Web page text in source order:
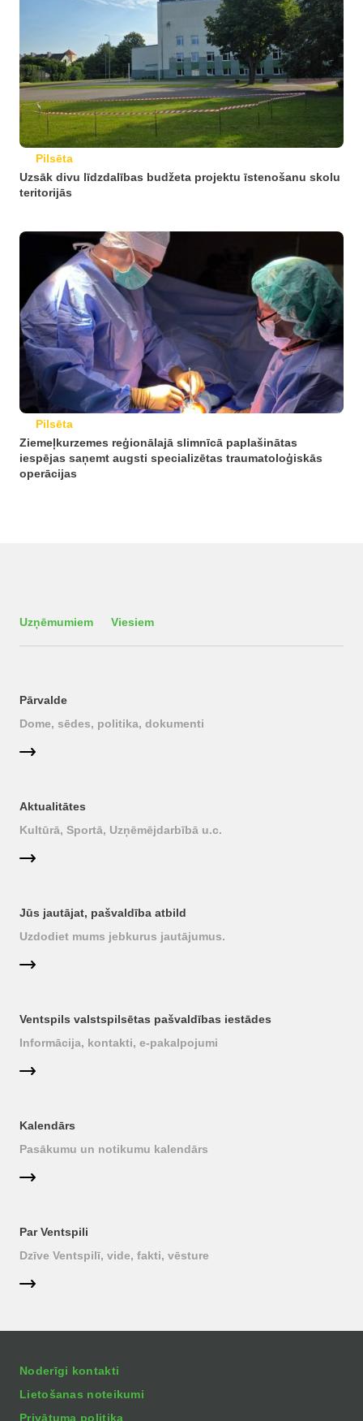
Pilsēta
Uzsāk divu līdzdalības budžeta projektu īstenošanu skolu
teritorijās
Pilsēta
Ziemeļkurzemes reģionālajā slimnīcā paplašinātas
iespējas saņemt augsti specializētas traumatoloģiskās
operācijas
Uzņēmumiem Viesiem
Pārvalde
Dome, sēdes, politika, dokumenti
Aktualitātes
Kultūrā, Sportā, Uzņēmējdarbībā u.c.
Jūs jautājat, pašvaldība atbild
Uzdodiet mums jebkurus jautājumus.
Ventspils valstspilsētas pašvaldības iestādes
Informācija, kontakti, e-pakalpojumi
Kalendārs
Pasākumu un notikumu kalendārs
Par Ventspili
Dzīve Ventspilī, vide, fakti, vēsture
Noderīgi kontakti
Lietošanas noteikumi
Privātuma politika